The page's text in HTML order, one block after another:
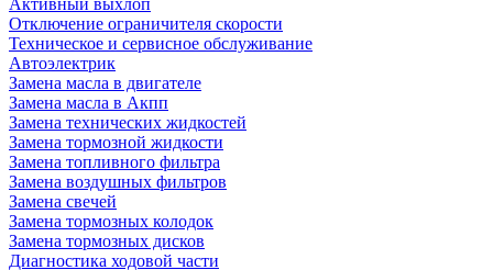
Активный выхлоп
Отключение ограничителя скорости
Техническое и сервисное обслуживание
Автоэлектрик
Замена масла в двигателе
Замена масла в Акпп
Замена технических жидкостей
Замена тормозной жидкости
Замена топливного фильтра
Замена воздушных фильтров
Замена свечей
Замена тормозных колодок
Замена тормозных дисков
Диагностика ходовой части